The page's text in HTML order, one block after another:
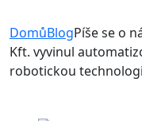
DomůBlogPíše se o
Kft. vyvinul
robotickou